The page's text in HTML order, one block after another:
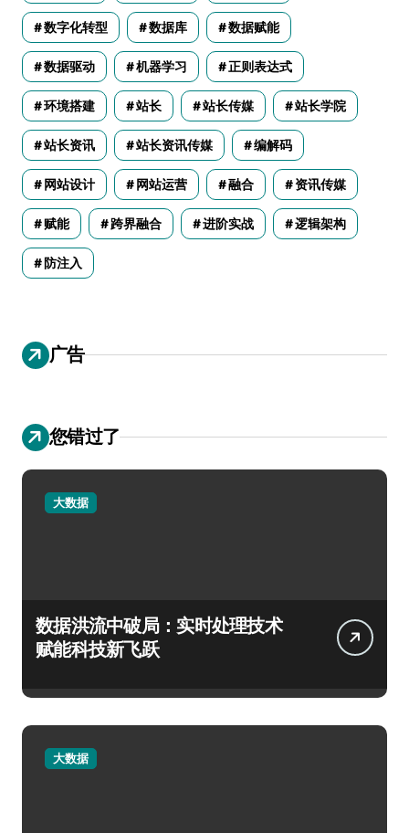
数字化转型 数据库 数据赋能
数据驱动 机器学习 正则表达式
环境搭建 站长 站长传媒 站长学院
站长资讯 站长资讯传媒 编解码
网站设计 网站运营 融合 资讯传媒
赋能 跨界融合 进阶实战 逻辑架构
防注入
广告
您错过了
大数据
数据洪流中破局：实时处理技术
赋能科技新飞跃
大数据